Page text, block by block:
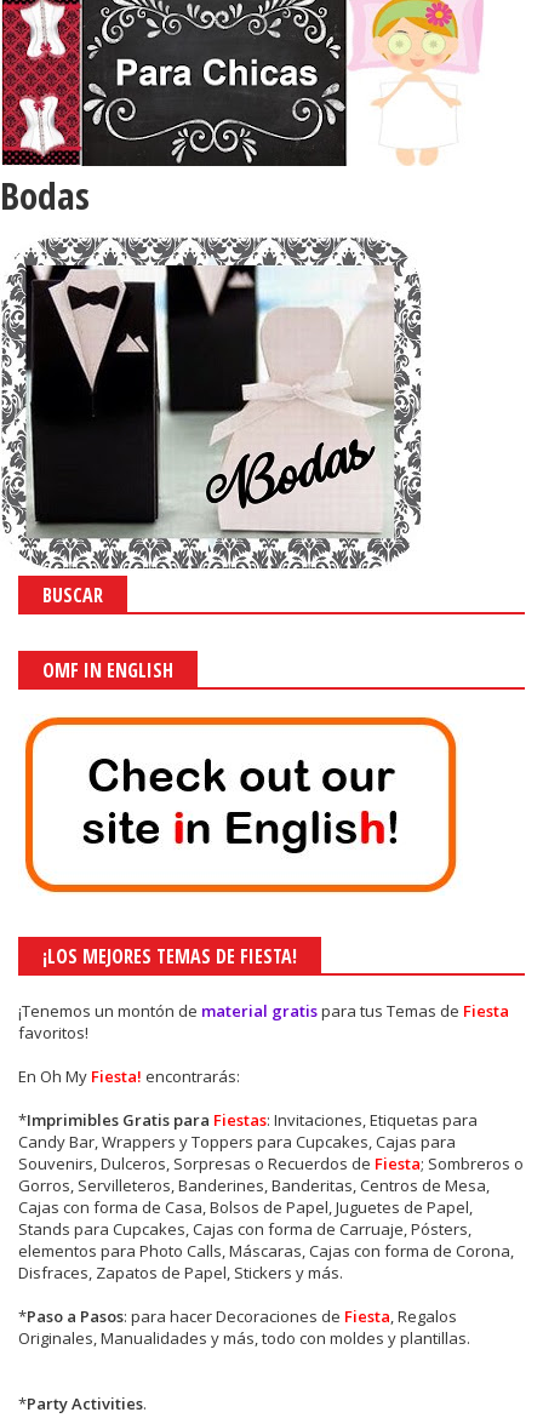
Bodas
BUSCAR
OMF IN ENGLISH
¡LOS MEJORES TEMAS DE FIESTA!
¡Tenemos un montón de material gratispara tus Temas de Fiesta
favoritos!
En Oh My Fiesta! encontrarás:
*Imprimibles Gratis para Fiestas: Invitaciones, Etiquetas para
Candy Bar, Wrappers y Toppers para Cupcakes, Cajas para
Souvenirs, Dulceros, Sorpresas o Recuerdos de Fiesta; Sombreros o
Gorros, Servilleteros, Banderines, Banderitas, Centros de Mesa,
Cajas con forma de Casa, Bolsos de Papel, Juguetes de Papel,
Stands para Cupcakes, Cajas con forma de Carruaje, Pósters,
elementos para Photo Calls, Máscaras, Cajas con forma de Corona,
Disfraces, Zapatos de Papel, Stickers y más.
*Paso a Pasos: para hacer Decoraciones de Fiesta, Regalos
Originales, Manualidades y más, todo con moldes y plantillas.
*Party Activities.